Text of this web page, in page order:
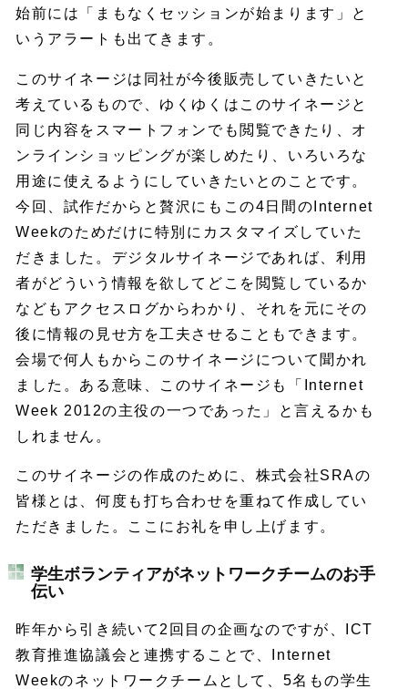
始前には「まもなくセッションが始まります」と
いうアラートも出てきます。
このサイネージは同社が今後販売していきたいと
考えているもので、ゆくゆくはこのサイネージと
同じ内容をスマートフォンでも閲覧できたり、オ
ンラインショッピングが楽しめたり、いろいろな
用途に使えるようにしていきたいとのことです。
今回、試作だからと贅沢にもこの4日間のInternet
Weekのためだけに特別にカスタマイズしていた
だきました。デジタルサイネージであれば、利用
者がどういう情報を欲してどこを閲覧しているか
などもアクセスログからわかり、それを元にその
後に情報の見せ方を工夫させることもできます。
会場で何人もからこのサイネージについて聞かれ
ました。ある意味、このサイネージも「Internet
Week 2012の主役の一つであった」と言えるかも
しれません。
このサイネージの作成のために、株式会社SRAの
皆様とは、何度も打ち合わせを重ねて作成してい
ただきました。ここにお礼を申し上げます。
学生ボランティアがネットワークチームのお手
伝い
昨年から引き続いて2回目の企画なのですが、ICT
教育推進協議会と連携することで、Internet
Weekのネットワークチームとして、5名もの学生